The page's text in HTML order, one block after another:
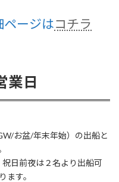
ページはコチラ
業日
お盆/年末年始）の出船と
日前夜は２名より出船可
ます。